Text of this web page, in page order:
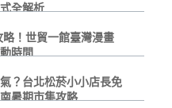
全解析
！世貿一館臺灣漫畫
時間
？台北松菸小小店長免
暑期市集攻略